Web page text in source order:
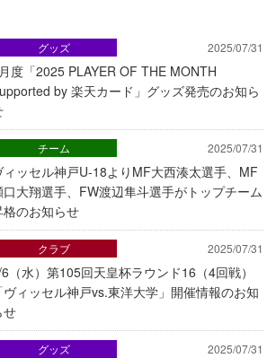
2025/07/31
度「2025 PLAYER OF THE MONTH
by 楽天カード」グッズ発売のお知ら
グッズ
2025/07/31
ィッセル神戸U-18よりMF大西湊太選手、MF
口大翔選手、FW渡辺隼斗選手がトップチーム
格のお知らせ
チーム
2025/07/31
（水）第105回天皇杯ラウンド16（4回戦）
ヴィッセル神戸vs.東洋大学」開催情報のお知
せ
クラブ
2025/07/31
グッズ